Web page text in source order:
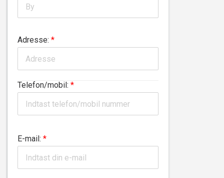
Adresse: *
Telefon/mobil: *
E-mail: *